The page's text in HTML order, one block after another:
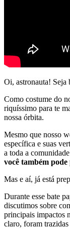
Oi, astronauta! Seja
Como costume do
riquíssimo para te
nossa órbita.
Mesmo que nosso
específica e suas
a toda a
você também
Mas e aí, já está
Durante esse bate
discutimos sobre
principais impactos
claro, foram trazidas